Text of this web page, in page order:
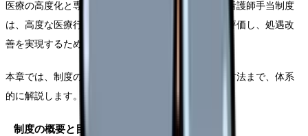
医療の高度化と専門分化が進む現代において、診療看護師手当制度
は、高度な医療行為を担う看護師の専門性を適切に評価し、処遇改
善を実現するための重要な仕組みです。
本章では、制度の基本的な枠組みから具体的な運用方法まで、体系
的に解説します。
制度の概要と目的